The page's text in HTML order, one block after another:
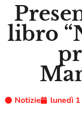
libro
Notizie lunedì